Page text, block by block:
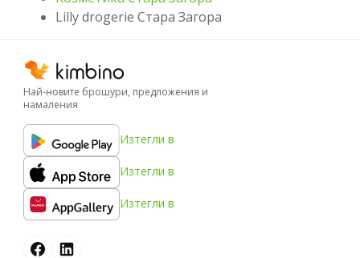
Lilly drogerie Стара Загора
Най-новите брошури, предложения и
намаления
Изтегли в
Изтегли в
Изтегли в